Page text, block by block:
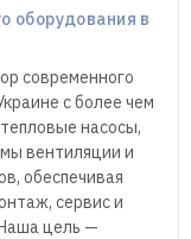
оборудования в
современного
с более чем
насосы,
вентиляции и
обеспечивая
сервис и
цель —